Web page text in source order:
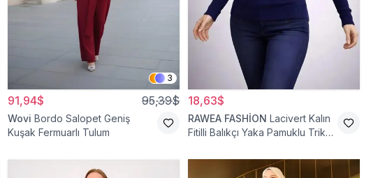
3
91,94$ 95,39$
Wovi Bordo Salopet Geniş
Kuşak Fermuarlı Tulum
18,63$
RAWEA FASHİON Lacivert Kalın
Fitilli Balıkçı Yaka Pamuklu Triko